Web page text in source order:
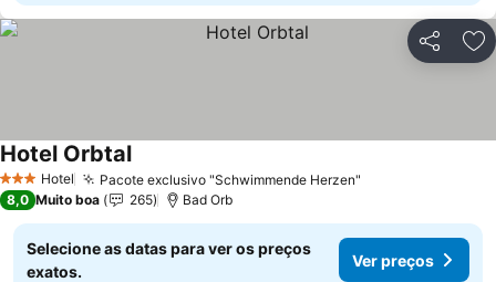
Partilhar
3 EstrelasHotel Pacote exclusivo "Schwimmende Herzen"
Hotel Orbtal
8,0 Muito boa 265 Bad Orb
Selecione as datas para ver os preços
exatos.
Ver preços